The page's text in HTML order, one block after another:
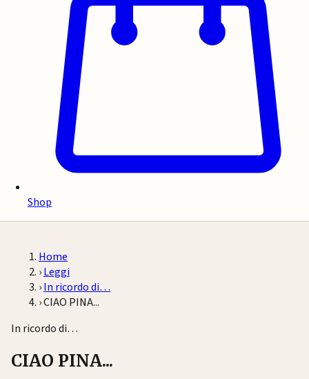
Shop
Home
›Leggi
›In ricordo di…
›CIAO PINA...
In ricordo di…
CIAO PINA...